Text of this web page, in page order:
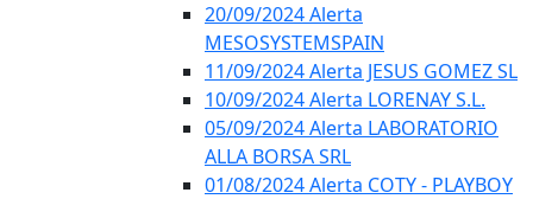
20/09/2024 Alerta
MESOSYSTEMSPAIN
11/09/2024 Alerta JESUS GOMEZ SL
10/09/2024 Alerta LORENAY S.L.
05/09/2024 Alerta LABORATORIO
ALLA BORSA SRL
01/08/2024 Alerta COTY - PLAYBOY